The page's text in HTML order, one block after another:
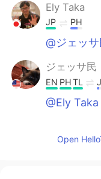
Ely Taka
JP PH
@ジェッ
ジェッサ民
EN PHTL
@Ely Taka
PH
Open